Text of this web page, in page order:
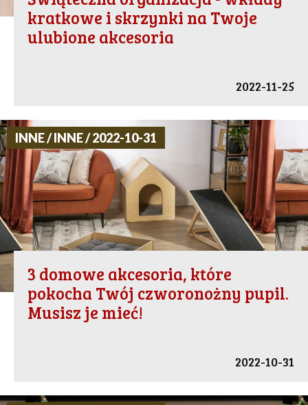
kratkowe i skrzynki na Twoje
ulubione akcesoria
2022-11-25
INNE / INNE / 2022-10-31
3 domowe akcesoria, które
pokocha Twój czworonożny pupil.
Musisz je mieć!
2022-10-31